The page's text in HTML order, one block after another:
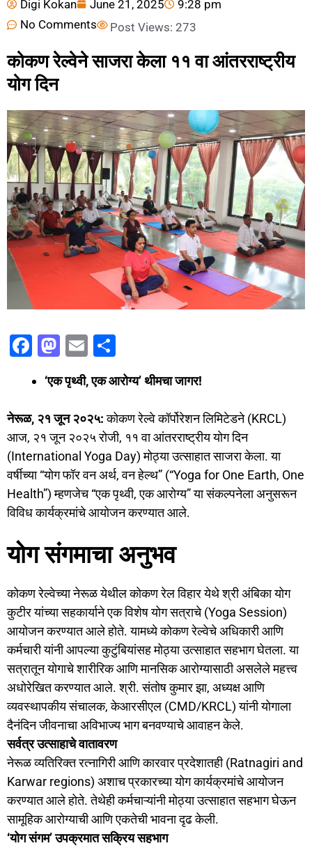
Digi Kokan June 21, 2025
9:28 pm
No Comments
Post Views: 273
कोकण रेल्वेने साजरा केला ११ वा आंतरराष्ट्रीय
योग दिन
F
c
e
b
o
o
k
M
st
o
d
o
n
E
ai
l
h
ar
e
‘एक पृथ्वी, एक आरोग्य’ थीमचा जागर!
नेरूळ, २१ जून २०२५:कोकण रेल्वे कॉर्पोरेशन लिमिटेडने (KRCL)
आज, २१ जून २०२५ रोजी, ११ वा आंतरराष्ट्रीय योग दिन
(International Yoga Day) मोठ्या उत्साहात साजरा केला. या
वर्षीच्या “योग फॉर वन अर्थ, वन हेल्थ” (“Yoga for One Earth, One
Health”) म्हणजेच “एक पृथ्वी, एक आरोग्य” या संकल्पनेला अनुसरून
विविध कार्यक्रमांचे आयोजन करण्यात आले.
योग संगमाचा अनुभव
कोकण रेल्वेच्या नेरूळ येथील कोकण रेल विहार येथे श्री अंबिका योग
कुटीर यांच्या सहकार्याने एक विशेष योग सत्राचे (Yoga Session)
आयोजन करण्यात आले होते. यामध्ये कोकण रेल्वेचे अधिकारी आणि
कर्मचारी यांनी आपल्या कुटुंबियांसह मोठ्या उत्साहात सहभाग घेतला. या
सत्रातून योगाचे शारीरिक आणि मानसिक आरोग्यासाठी असलेले महत्त्व
अधोरेखित करण्यात आले. श्री. संतोष कुमार झा, अध्यक्ष आणि
व्यवस्थापकीय संचालक, केआरसीएल (CMD/KRCL) यांनी योगाला
दैनंदिन जीवनाचा अविभाज्य भाग बनवण्याचे आवाहन केले.
सर्वत्र उत्साहाचे वातावरण
नेरूळ व्यतिरिक्त रत्नागिरी आणि कारवार प्रदेशातही (Ratnagiri and
Karwar regions) अशाच प्रकारच्या योग कार्यक्रमांचे आयोजन
करण्यात आले होते. तेथेही कर्मचाऱ्यांनी मोठ्या उत्साहात सहभाग घेऊन
सामूहिक आरोग्याची आणि एकतेची भावना दृढ केली.
‘योग संगम’ उपक्रमात सक्रिय सहभाग